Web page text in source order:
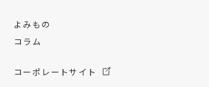
よみもの
コラム
コーポレートサイト